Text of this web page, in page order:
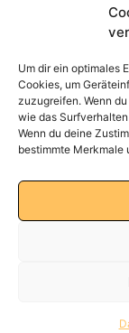
Um dir ein optimales
Cookies, um
zuzugreifen. Wenn
wie das
Wenn du deine
bestimmte Merkmale